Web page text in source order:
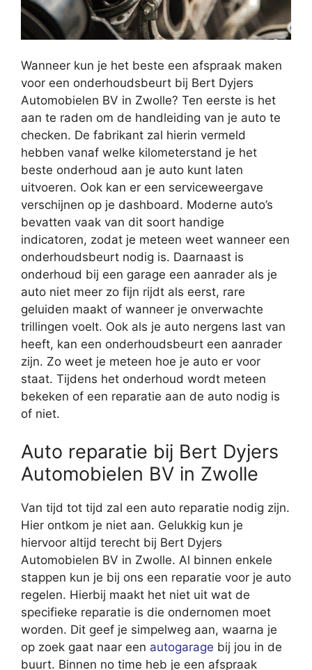
Wanneer kun je het beste een afspraak maken
voor een onderhoudsbeurt bij Bert Dyjers
Automobielen BV in Zwolle? Ten eerste is het
aan te raden om de handleiding van je auto te
checken. De fabrikant zal hierin vermeld
hebben vanaf welke kilometerstand je het
beste onderhoud aan je auto kunt laten
uitvoeren. Ook kan er een serviceweergave
verschijnen op je dashboard. Moderne auto’s
bevatten vaak van dit soort handige
indicatoren, zodat je meteen weet wanneer een
onderhoudsbeurt nodig is. Daarnaast is
onderhoud bij een garage een aanrader als je
auto niet meer zo fijn rijdt als eerst, rare
geluiden maakt of wanneer je onverwachte
trillingen voelt. Ook als je auto nergens last van
heeft, kan een onderhoudsbeurt een aanrader
zijn. Zo weet je meteen hoe je auto er voor
staat. Tijdens het onderhoud wordt meteen
bekeken of een reparatie aan de auto nodig is
of niet.
Auto reparatie bij Bert Dyjers
Automobielen BV in Zwolle
Van tijd tot tijd zal een auto reparatie nodig zijn.
Hier ontkom je niet aan. Gelukkig kun je
hiervoor altijd terecht bij Bert Dyjers
Automobielen BV in Zwolle. Al binnen enkele
stappen kun je bij ons een reparatie voor je auto
regelen. Hierbij maakt het niet uit wat de
specifieke reparatie is die ondernomen moet
worden. Dit geef je simpelweg aan, waarna je
op zoek gaat naar een autogarage bij jou in de
buurt. Binnen no time heb je een afspraak